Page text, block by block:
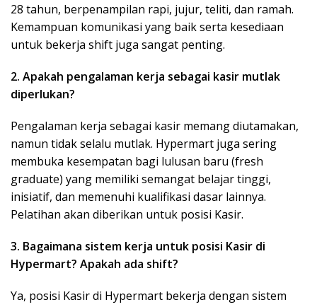
28 tahun, berpenampilan rapi, jujur, teliti, dan ramah.
Kemampuan komunikasi yang baik serta kesediaan
untuk bekerja shift juga sangat penting.
2. Apakah pengalaman kerja sebagai kasir mutlak
diperlukan?
Pengalaman kerja sebagai kasir memang diutamakan,
namun tidak selalu mutlak. Hypermart juga sering
membuka kesempatan bagi lulusan baru (fresh
graduate) yang memiliki semangat belajar tinggi,
inisiatif, dan memenuhi kualifikasi dasar lainnya.
Pelatihan akan diberikan untuk posisi Kasir.
3. Bagaimana sistem kerja untuk posisi Kasir di
Hypermart? Apakah ada shift?
Ya, posisi Kasir di Hypermart bekerja dengan sistem